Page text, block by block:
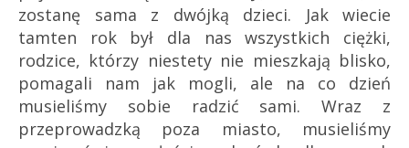
zostanę sama z dwójką dzieci. Jak wiecie
tamten rok był dla nas wszystkich ciężki,
rodzice, którzy niestety nie mieszkają blisko,
pomagali nam jak mogli, ale na co dzień
musieliśmy sobie radzić sami. Wraz z
przeprowadzką poza miasto, musieliśmy